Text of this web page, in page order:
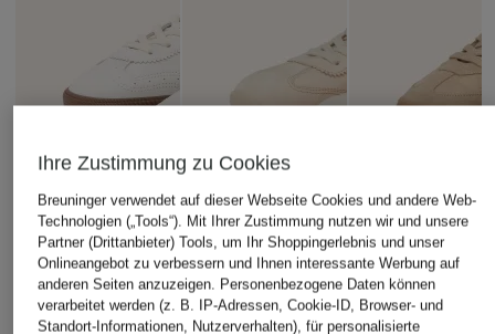
Ihre Zustimmung zu Cookies
Breuninger verwendet auf dieser Webseite Cookies und andere Web-
Technologien („Tools“). Mit Ihrer Zustimmung nutzen wir und unsere
Partner (Drittanbieter) Tools, um Ihr Shoppingerlebnis und unser
Onlineangebot zu verbessern und Ihnen interessante Werbung auf
anderen Seiten anzuzeigen. Personenbezogene Daten können
verarbeitet werden (z. B. IP-Adressen, Cookie-ID, Browser- und
Standort-Informationen, Nutzerverhalten), für personalisierte